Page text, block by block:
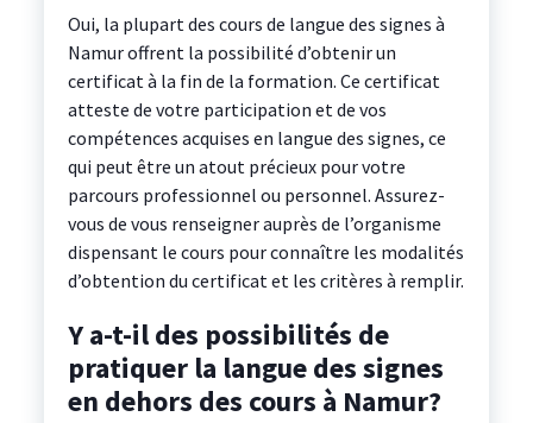
Oui, la plupart des cours de langue des signes à
Namur offrent la possibilité d’obtenir un
certificat à la fin de la formation. Ce certificat
atteste de votre participation et de vos
compétences acquises en langue des signes, ce
qui peut être un atout précieux pour votre
parcours professionnel ou personnel. Assurez-
vous de vous renseigner auprès de l’organisme
dispensant le cours pour connaître les modalités
d’obtention du certificat et les critères à remplir.
Y a-t-il des possibilités de
pratiquer la langue des signes
en dehors des cours à Namur?